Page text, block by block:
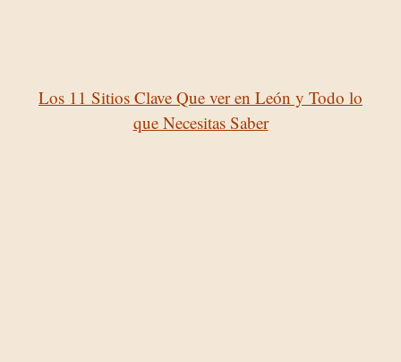
Los 11 Sitios Clave Que ver en León y Todo lo
que Necesitas Saber